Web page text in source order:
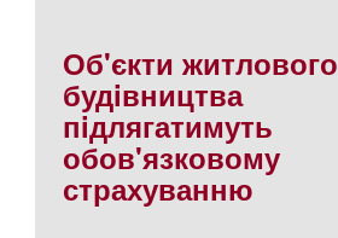
Об'єкти житлового
будiвництва
пiдлягатимуть
обов'язковому
страхуванню